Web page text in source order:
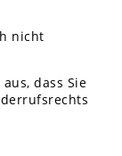
nicht
dass Sie